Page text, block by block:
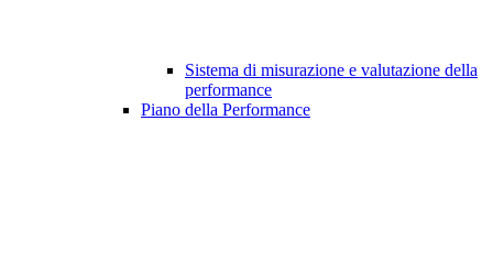
Sistema di misurazione e valutazione della
performance
Piano della Performance